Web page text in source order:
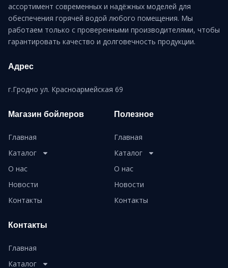
ассортимент современных и надёжных моделей для
обеспечения горячей водой любого помещения. Мы
работаем только с проверенными производителями, чтобы
гарантировать качество и долговечность продукции.
Адрес
г.Гродно ул. Красноармейская 69
Магазин бойлеров
Главная
Каталог
О нас
Новости
Контакты
Полезное
Главная
Каталог
О нас
Новости
Контакты
Контакты
Главная
Каталог